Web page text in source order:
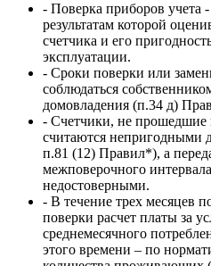
- Поверка приборов учета
результатам которой
счетчика и его
эксплуатации.
- Сроки поверки или
соблюдаться
домовладения (п.34 д)
- Счетчики, не прошедшие
считаются непригодными
п.81 (12) Правил*), а
межповерочного
недостоверными.
- В течение трех месяцев
поверки расчет платы за
среднемесячного
этого времени – по